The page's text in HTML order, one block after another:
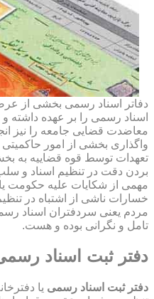
دفاتر اسناد رسمی بخشی از
اسناد رسمی را بر عهده داشته
معاضدت قضایی جامعه را نیز
واگذاری بخشی از امور
تعهدات توسط قوه قضاییه به
بردن دقت در تنظیم اسناد و
مهمی از شکایات علیه حکومت
خسارات ناشی از اشتباه در
مردم یعنی سردفتران اسناد
تامل و نگرانی بوده و هست.
دفتر ثبت اسناد
دفتر ثبت اسناد رسمی یا